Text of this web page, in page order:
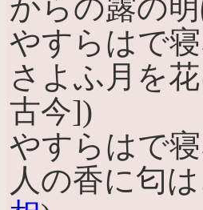
からの露の
やすらはで
さよふ月を
古今])
やすらはで
人の香に匂